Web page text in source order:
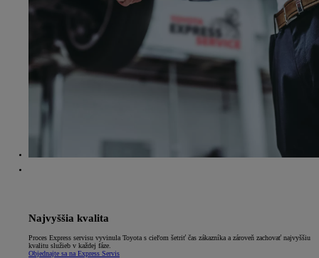
Najvyššia kvalita
Proces Express servisu vyvinula Toyota s cieľom šetriť čas zákazníka a zároveň zachovať najvyššiu
kvalitu služieb v každej fáze.
Objednajte sa na Express Servis